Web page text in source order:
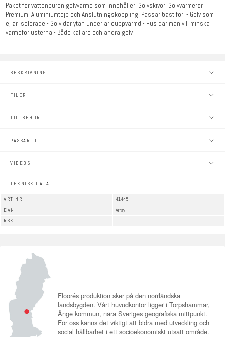
Paket för vattenburen golvvärme som innehåller: Golvskivor, Golvvärmerör
Premium, Aluminiumtejp och Anslutningskoppling. Passar bäst för: - Golv som
ej är isolerade - Golv där ytan under är ouppvärmd - Hus där man vill minska
värmeförlusterna - Både källare och andra golv
BESKRIVNING
FILER
TILLBEHÖR
PASSAR TILL
VIDEOS
TEKNISK DATA
ART NR
41445
EAN
Array
RSK
Floorés produktion sker på den norrländska
landsbygden. Vårt huvudkontor ligger i Torpshammar,
Ånge kommun, nära Sveriges geografiska mittpunkt.
För oss känns det viktigt att bidra med utveckling och
social hållbarhet i ett socioekonomiskt utsatt område.